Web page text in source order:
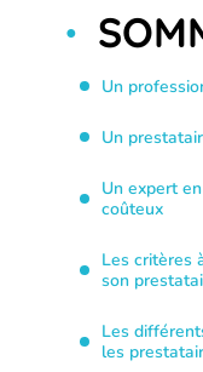
Un
Un
Un expert
coûteux
Les critères
son
Les
les